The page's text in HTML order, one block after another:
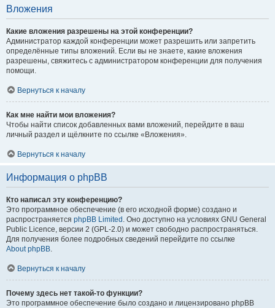
Вложения
Какие вложения разрешены на этой конференции?
Администратор каждой конференции может разрешить или запретить
определённые типы вложений. Если вы не знаете, какие вложения
разрешены, свяжитесь с администратором конференции для получения
помощи.
Вернуться к началу
Как мне найти мои вложения?
Чтобы найти список добавленных вами вложений, перейдите в ваш
личный раздел и щёлкните по ссылке «Вложения».
Вернуться к началу
Информация о phpBB
Кто написал эту конференцию?
Это программное обеспечение (в его исходной форме) создано и
распространяется phpBB Limited . Оно доступно на условиях GNU General
Public Licence, версии 2 (GPL-2.0) и может свободно распространяться.
Для получения более подробных сведений перейдите по ссылке
About phpBB.
Вернуться к началу
Почему здесь нет такой-то функции?
Это программное обеспечение было создано и лицензировано phpBB